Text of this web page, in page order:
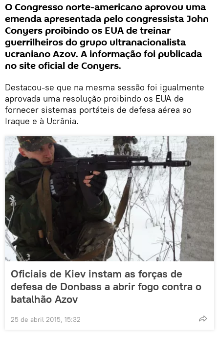
O Congresso norte-americano aprovou uma
emenda apresentada pelo congressista John
Conyers proibindo os EUA de treinar
guerrilheiros do grupo ultranacionalista
ucraniano Azov. A informação foi publicada
no site oficial de Conyers.
Destacou-se que na mesma sessão foi igualmente
aprovada uma resolução proibindo os EUA de
fornecer sistemas portáteis de defesa aérea ao
Iraque e à Ucrânia.
Oficiais de Kiev instam as forças de
defesa de Donbass a abrir fogo contra o
batalhão Azov
25 de abril 2015, 15:32